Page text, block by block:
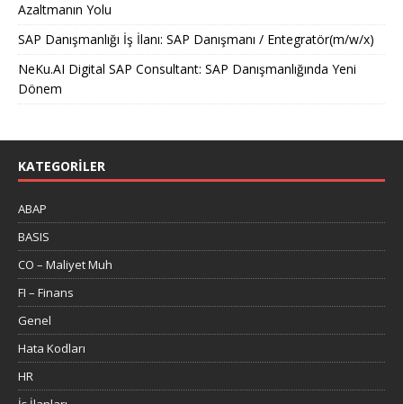
Azaltmanın Yolu
SAP Danışmanlığı İş İlanı: SAP Danışmanı / Entegratör(m/w/x)
NeKu.AI Digital SAP Consultant: SAP Danışmanlığında Yeni
Dönem
KATEGORILER
ABAP
BASIS
CO – Maliyet Muh
FI – Finans
Genel
Hata Kodları
HR